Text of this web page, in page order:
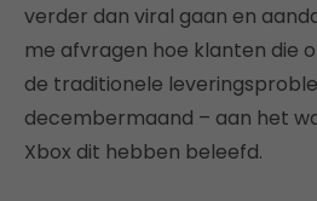
verder dan viral gaan en
me afvragen hoe klanten die
de traditionele
decembermaand – aan het
Xbox dit hebben beleefd.